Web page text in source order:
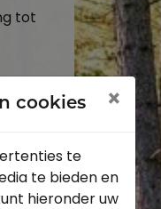
tot
cookies ×
te
te bieden en
hieronder uw